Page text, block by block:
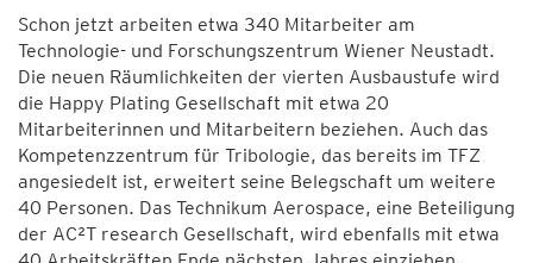
Schon jetzt arbeiten etwa 340 Mitarbeiter am
Technologie- und Forschungszentrum Wiener Neustadt.
Die neuen Räumlichkeiten der vierten Ausbaustufe wird
die Happy Plating Gesellschaft mit etwa 20
Mitarbeiterinnen und Mitarbeitern beziehen. Auch das
Kompetenzzentrum für Tribologie, das bereits im TFZ
angesiedelt ist, erweitert seine Belegschaft um weitere
40 Personen. Das Technikum Aerospace, eine Beteiligung
der AC²T research Gesellschaft, wird ebenfalls mit etwa